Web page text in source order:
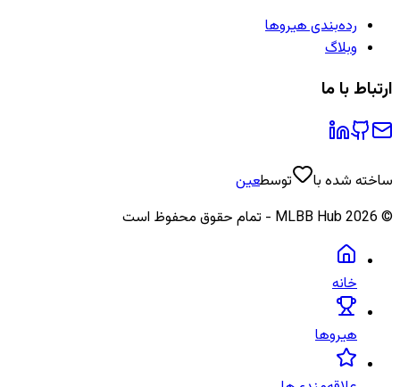
رده‌بندی هیروها
وبلاگ
ارتباط با ما
ساخته شده با توسطعین
©
2026
خانه
هیروها